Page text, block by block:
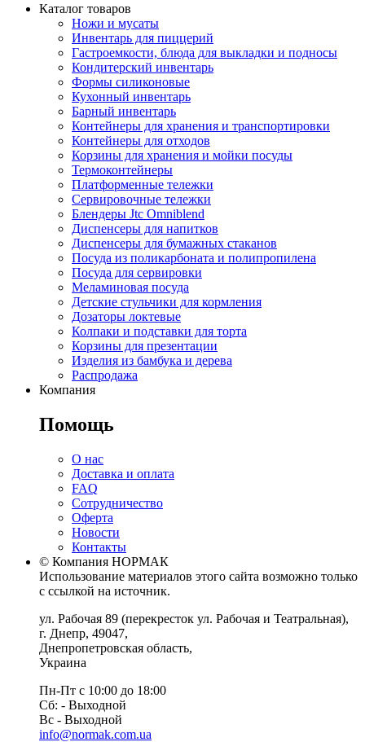
Каталог товаров
Ножи и мусаты
Инвентарь для пиццерий
Гастроемкости, блюда для выкладки и подносы
Кондитерский инвентарь
Формы силиконовые
Кухонный инвентарь
Барный инвентарь
Контейнеры для хранения и транспортировки
Контейнеры для отходов
Корзины для хранения и мойки посуды
Термоконтейнеры
Платформенные тележки
Сервировочные тележки
Блендеры Jtc Omniblend
Диспенсеры для напитков
Диспенсеры для бумажных стаканов
Посуда из поликарбоната и полипропилена
Посуда для сервировки
Меламиновая посуда
Детские стульчики для кормления
Дозаторы локтевые
Колпаки и подставки для торта
Корзины для презентации
Изделия из бамбука и дерева
Распродажа
Компания
Помощь
О нас
Доставка и оплата
FAQ
Сотрудничество
Оферта
Новости
Контакты
© Компания НОРМАК
Использование материалов этого сайта возможно только
с ссылкой на источник.
ул. Рабочая 89 (перекресток ул. Рабочая и Театральная),
г. Днепр, 49047,
Днепропетровская область,
Украина
Пн-Пт с 10:00 до 18:00
Сб: - Выходной
Вс - Выходной
info@normak.com.ua